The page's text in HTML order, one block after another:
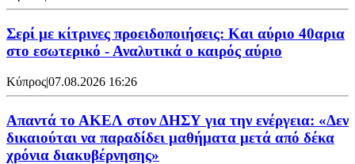
Σερί με κίτρινες προειδοποιήσεις: Και αύριο 40αρια
στο εσωτερικό - Αναλυτικά ο καιρός αύριο
Κύπρος|07.08.2026 16:26
Απαντά το ΑΚΕΛ στον ΔΗΣΥ για την ενέργεια: «Δεν
δικαιούται να παραδίδει μαθήματα μετά από δέκα
χρόνια διακυβέρνησης»